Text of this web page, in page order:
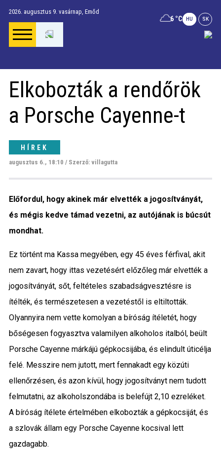
Napi menü
Riport
Közigazgatás
Időjárás
Kultúra
Interjú
Gyereksarok
Városunkról
PR
Sport
2026. augusztus 9. vasárnap, Emőd
6 °C HU SK
Elkobozták a rendőrök
a Porsche Cayenne-t
HÍREK
augusztus 6., 18:10 / Szerző: villagutta
Előfordul, hogy akinek már elvették a jogosítványát,
és mégis kedve támad vezetni, az autójának is búcsút
mondhat.
Ez történt ma Kassa megyében, egy 45 éves férfival, akit
nem zavart, hogy ittas vezetésért előzőleg már elvették a
jogosítványát, sőt, feltételes szabadságvesztésre is
ítélték, és természetesen a vezetéstől is eltiltották.
Olyannyira nem vette komolyan a bíróság ítéletét, hogy
bőségesen fogyasztva valamilyen alkoholos italból, beült
Porsche Cayenne márkájú gépkocsijába, és elindult úticélja
felé. Messzire nem jutott, mert fennakadt egy közúti
ellenőrzésen, és azon kívül, hogy jogosítványt nem tudott
felmutatni, az alkoholszondába is belefújt 2,10 ezreléket.
A bíróság ítélete értelmében elkobozták a gépkocsiját, és
a szlovák állam egy Porsche Cayenne kocsival lett
gazdagabb.